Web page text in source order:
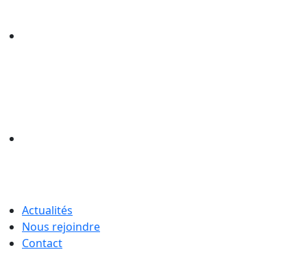
Actualités
Nous rejoindre
Contact